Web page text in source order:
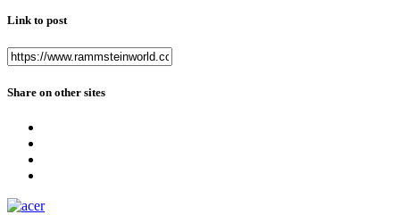
Link to post
Share on other sites